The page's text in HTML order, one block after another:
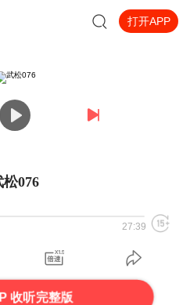
打开APP
松076
27:39
收听完整版